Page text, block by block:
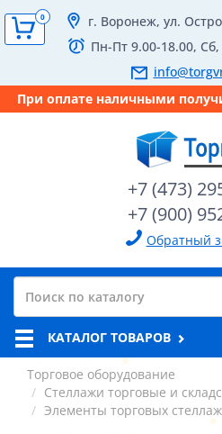
г. Воронеж, ул.
Пн-Пт 9.00-18.00,
При оплате наличными
+7 (473)
+7 (900)
Обратный
0
КАТАЛОГ ТОВАРОВ
Торговое оборудование
Стеллажи торговые и
Элементы торговых